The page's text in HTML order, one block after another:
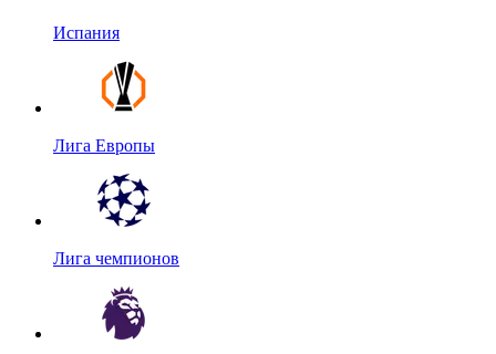
Испания
Лига Европы
Лига чемпионов